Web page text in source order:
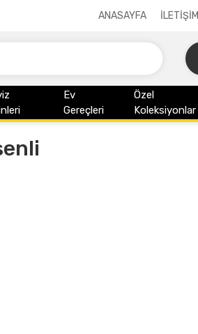
ANASAYFA İLETİŞİM
Ev
Gereçleri
Özel
Koleksiyonlar